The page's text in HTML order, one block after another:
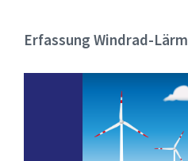
Erfassung Windrad-Lärm